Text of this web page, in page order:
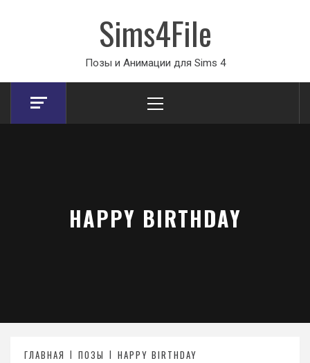
Sims4File
Позы и Анимации для Sims 4
Menu
HAPPY BIRTHDAY
ГЛАВНАЯ ПОЗЫ HAPPY BIRTHDAY